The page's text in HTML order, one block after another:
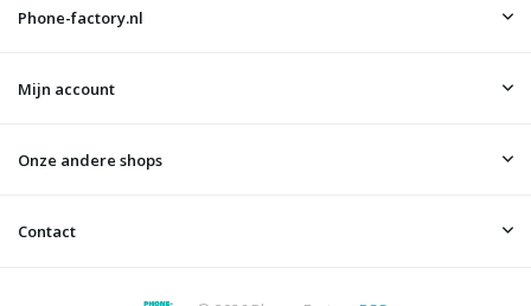
Phone-factory.nl
Mijn account
Onze andere shops
Contact